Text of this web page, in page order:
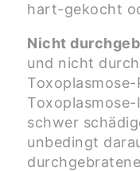
hart-gekocht
Nicht
und nicht
schwer
unbedingt